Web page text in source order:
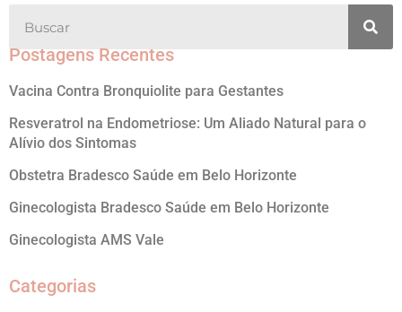
Postagens Recentes
Vacina Contra Bronquiolite para Gestantes
Resveratrol na Endometriose: Um Aliado Natural para o
Alívio dos Sintomas
Obstetra Bradesco Saúde em Belo Horizonte
Ginecologista Bradesco Saúde em Belo Horizonte
Ginecologista AMS Vale
Categorias